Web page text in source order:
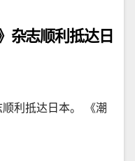
杂志顺利抵达日
利抵达日本。 《潮